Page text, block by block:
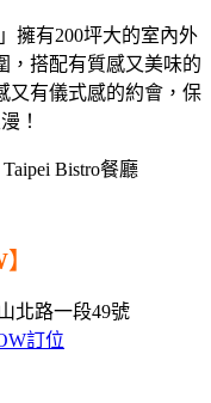
擁有200坪大的室內外
，搭配有質感又美味的
又有儀式感的約會，保
！
】
北路一段49號
訂位